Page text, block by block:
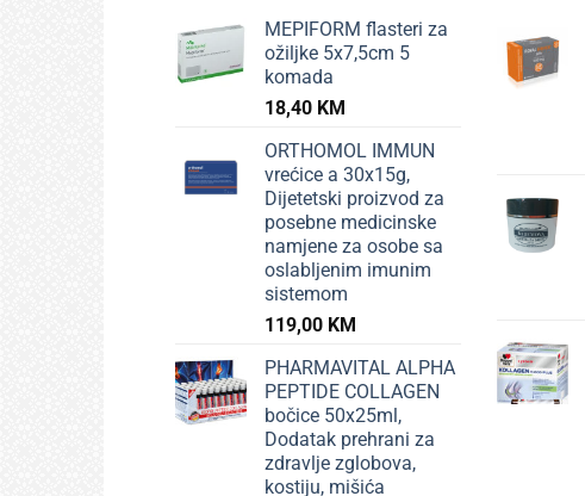
MEPIFORM flasteri za
ožiljke 5x7,5cm 5
komada
18,40 KM
ORTHOMOL IMMUN
vrećice a 30x15g,
Dijetetski proizvod za
posebne medicinske
namjene za osobe sa
oslabljenim imunim
sistemom
119,00 KM
PHARMAVITAL ALPHA
PEPTIDE COLLAGEN
bočice 50x25ml,
Dodatak prehrani za
zdravlje zglobova,
kostiju, mišića